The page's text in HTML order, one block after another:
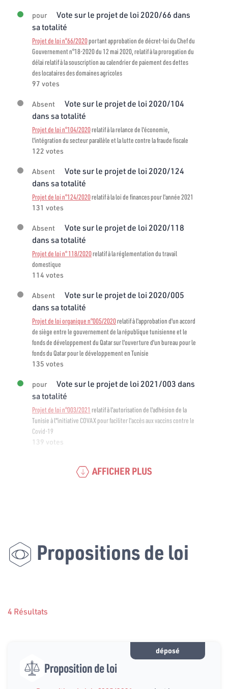
pour
Vote sur le projet de loi 2020/66 dans
sa totalité
Projet de loi n°66/2020portant approbation de décret-loi du Chef du
Gouvernement n°18-2020 du 12 mai 2020, relatif à la prorogation du
délai relatif à la souscription au calendrier de paiement des dettes
des locataires des domaines agricoles
97 votes
Absent
Vote sur le projet de loi 2020/104
dans sa totalité
Projet de loi n°104/2020relatif à la relance de l'économie,
l'intégration du secteur parallèle et la lutte contre la fraude fiscale
122 votes
Absent
Vote sur le projet de loi 2020/124
dans sa totalité
Projet de loi n°124/2020relatif à la loi de finances pour l'année 2021
131 votes
Absent
Vote sur le projet de loi 2020/118
dans sa totalité
Projet de loi n° 118/2020relatif à la réglementation du travail
domestique
114 votes
Absent
Vote sur le projet de loi 2020/005
dans sa totalité
Projet de loi organique n°005/2020relatif à l'approbation d'un accord
de siège entre le gouvernement de la république tunisienne et le
fonds de développement du Qatar sur l'ouverture d'un bureau pour le
fonds du Qatar pour le développement en Tunisie
135 votes
pour
Vote sur le projet de loi 2021/003 dans
sa totalité
Projet de loi n°003/2021 relatif à l’autorisation de l'adhésion de la
Tunisie à l"initiative COVAX pour faciliter l'accès aux vaccins contre le
Covid-19
139 votes
AFFICHER PLUS
Propositions de loi
4 Résultats
déposé
Proposition de loi